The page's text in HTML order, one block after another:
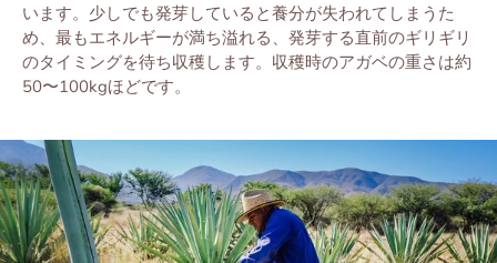
います。 少しでも発芽していると養分が失われてしまうた
め、最もエネルギーが満ち溢れる 、 発芽する直前のギリギリ
のタイミングを待ち収穫します。 収穫時のアガベの重さは約
50〜100kgほどです。